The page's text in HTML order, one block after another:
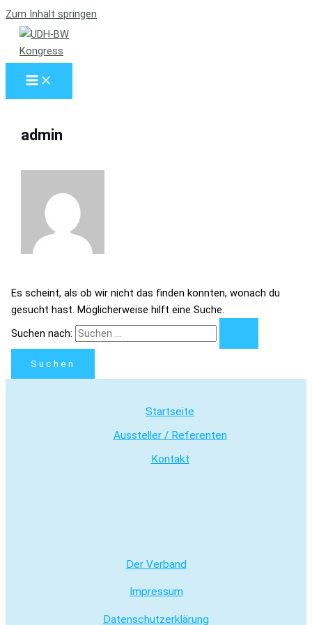
Zum Inhalt springen
admin
Es scheint, als ob wir nicht das finden konnten, wonach du
gesucht hast. Möglicherweise hilft eine Suche.
Suchen nach:
Startseite
Aussteller / Referenten
Kontakt
Der Verband
Impressum
Datenschutzerklärung